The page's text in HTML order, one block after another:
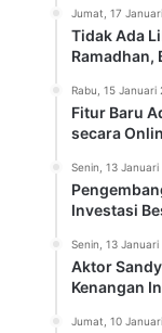
Jumat, 17
Tidak Ada
Ramadhan,
Rabu, 15 Januari
Fitur Baru
secara
Senin, 13 Januari
Investasi
Senin, 13 Januari
Aktor
Kenangan
Jumat, 10